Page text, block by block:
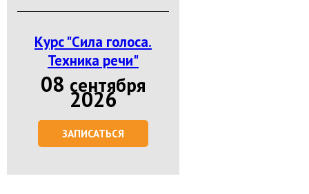
Курс "Сила голоса.
Техника речи"
08 сентября
2026
ЗАПИСАТЬСЯ